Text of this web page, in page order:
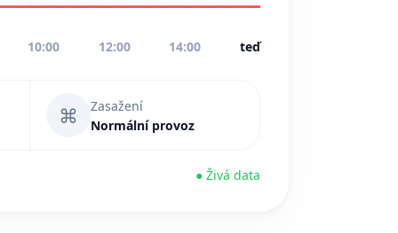
10:00 12:00 14:00 teď
⌘
Zasažení
Normální provoz
● Živá data